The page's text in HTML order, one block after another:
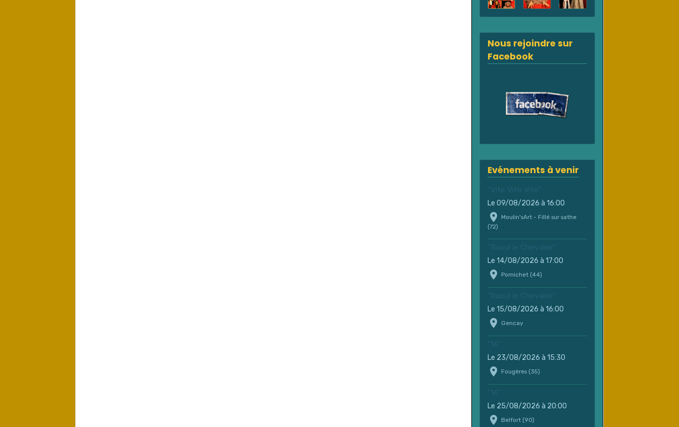
Nous rejoindre sur
Facebook
Evénements à venir
"Vite Vite Vite"
Le 09/08/2026 à 16:00
Moulin'sArt - Fillé sur sathe
(72)
"Raoul le Chevalier"
Le 14/08/2026 à 17:00
Pornichet (44)
"Raoul le Chevalier"
Le 15/08/2026 à 16:00
Gencay
"16"
Le 23/08/2026 à 15:30
Fougères (35)
"16"
Le 25/08/2026 à 20:00
Belfort (90)